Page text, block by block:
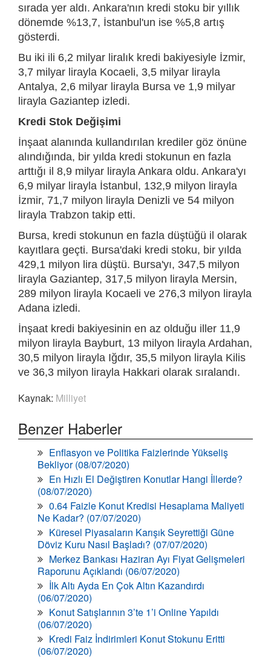
sırada yer aldı. Ankara'nın kredi stoku bir yıllık
dönemde %13,7, İstanbul'un ise %5,8 artış
gösterdi.
Bu iki ili 6,2 milyar liralık kredi bakiyesiyle İzmir,
3,7 milyar lirayla Kocaeli, 3,5 milyar lirayla
Antalya, 2,6 milyar lirayla Bursa ve 1,9 milyar
lirayla Gaziantep izledi.
Kredi Stok Değişimi
İnşaat alanında kullandırılan krediler göz önüne
alındığında, bir yılda kredi stokunun en fazla
arttığı il 8,9 milyar lirayla Ankara oldu. Ankara'yı
6,9 milyar lirayla İstanbul, 132,9 milyon lirayla
İzmir, 71,7 milyon lirayla Denizli ve 54 milyon
lirayla Trabzon takip etti.
Bursa, kredi stokunun en fazla düştüğü il olarak
kayıtlara geçti. Bursa'daki kredi stoku, bir yılda
429,1 milyon lira düştü. Bursa'yı, 347,5 milyon
lirayla Gaziantep, 317,5 milyon lirayla Mersin,
289 milyon lirayla Kocaeli ve 276,3 milyon lirayla
Adana izledi.
İnşaat kredi bakiyesinin en az olduğu iller 11,9
milyon lirayla Bayburt, 13 milyon lirayla Ardahan,
30,5 milyon lirayla Iğdır, 35,5 milyon lirayla Kilis
ve 36,3 milyon lirayla Hakkari olarak sıralandı.
Kaynak: Milliyet
Benzer Haberler
Enflasyon ve Politika Faizlerinde Yükseliş
Bekliyor (08/07/2020)
En Hızlı El Değiştiren Konutlar Hangi İllerde?
(08/07/2020)
0.64 Faizle Konut Kredisi Hesaplama Maliyeti
Ne Kadar? (07/07/2020)
Küresel Piyasaların Karışık Seyrettiği Güne
Döviz Kuru Nasıl Başladı? (07/07/2020)
Merkez Bankası Haziran Ayı Fiyat Gelişmeleri
Raporunu Açıklandı (06/07/2020)
İlk Altı Ayda En Çok Altın Kazandırdı
(06/07/2020)
Konut Satışlarının 3’te 1’i Online Yapıldı
(06/07/2020)
Kredi Faiz İndirimleri Konut Stokunu Eritti
(06/07/2020)